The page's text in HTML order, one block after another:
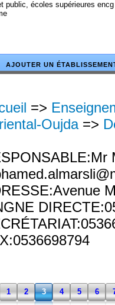
public, écoles supérieures
AJOUTER UN
=>
Oujda=>
1 2 3 4 5 6